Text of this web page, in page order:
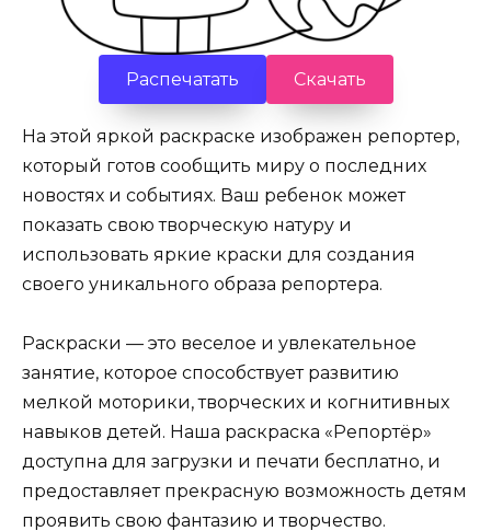
Распечатать Скачать
На этой яркой раскраске изображен репортер,
который готов сообщить миру о последних
новостях и событиях. Ваш ребенок может
показать свою творческую натуру и
использовать яркие краски для создания
своего уникального образа репортера.
Раскраски — это веселое и увлекательное
занятие, которое способствует развитию
мелкой моторики, творческих и когнитивных
навыков детей. Наша раскраска «Репортёр»
доступна для загрузки и печати бесплатно, и
предоставляет прекрасную возможность детям
проявить свою фантазию и творчество.